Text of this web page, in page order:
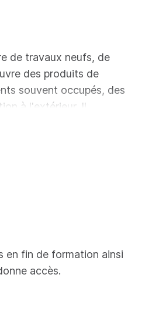
de travaux neufs, de
des produits de
souvent occupés, des
à l'extérieur. Il
à l'amélioration de
de directives générales
en fin de formation ainsi
accès.